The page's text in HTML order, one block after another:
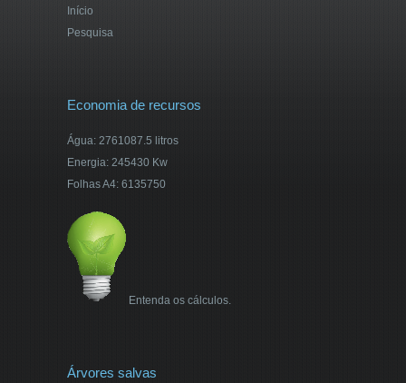
Início
Pesquisa
Economia de recursos
Água: 2761087.5 litros
Energia: 245430 Kw
Folhas A4: 6135750
Entenda os cálculos.
Árvores salvas